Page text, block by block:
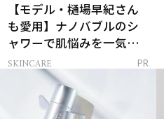
【モデル・樋場早紀さん
も愛用】ナノバブルのシ
ャワーで肌悩みを一気に
解決
SKINCARE PR